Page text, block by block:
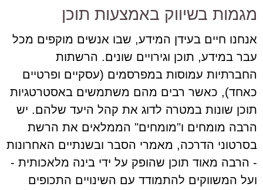
מגמות בשיווק באמצעות תוכן
אנחנו חיים בעידן המידע, שבו אנשים מוקפים מכל
עבר במידע, תוכן וגירויים שונים. הרשתות
החברתיות עמוסות במפרסמים (עסקיים ופרטיים
כאחד), כאשר רבים מהם משתמשים באסטרטגיות
תוכן שונות במטרה לדוג את קהל היעד שלהם. יש
הרבה מומחים ו"מומחים" הממלאים את הרשת
בסרטוני הדרכה, מאמרי הסבר ובשנתיים האחרונות
- הרבה מאוד תוכן שהופק על ידי בינה מלאכותית -
ועל המשווקים להתמודד עם השינויים התכופים